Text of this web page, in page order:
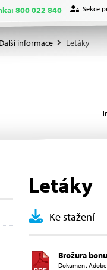
800 022 840 Sekce
Další informace Letáky
Letáky
Ke stažení
Brožura
Dokument